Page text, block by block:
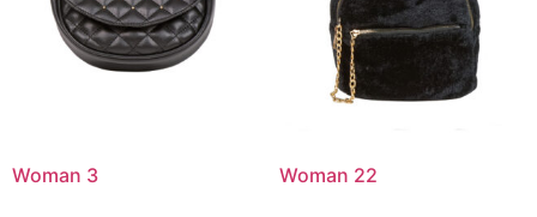
Woman 3 Woman 22